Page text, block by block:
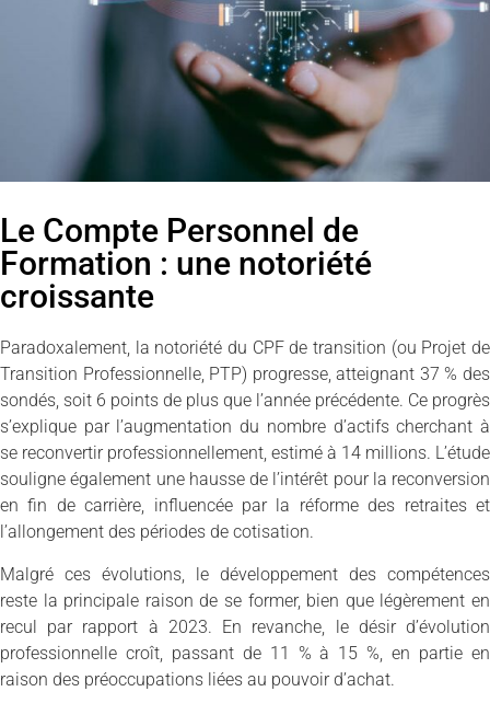
Le Compte Personnel de
Formation : une notoriété
croissante
Paradoxalement, la notoriété du CPF de transition (ou Projet de
Transition Professionnelle, PTP) progresse, atteignant 37 % des
sondés, soit 6 points de plus que l’année précédente. Ce progrès
s’explique par l’augmentation du nombre d’actifs cherchant à
se reconvertir professionnellement, estimé à 14 millions. L’étude
souligne également une hausse de l’intérêt pour la reconversion
en fin de carrière, influencée par la réforme des retraites et
l’allongement des périodes de cotisation.
Malgré ces évolutions, le développement des compétences
reste la principale raison de se former, bien que légèrement en
recul par rapport à 2023. En revanche, le désir d’évolution
professionnelle croît, passant de 11 % à 15 %, en partie en
raison des préoccupations liées au pouvoir d’achat.